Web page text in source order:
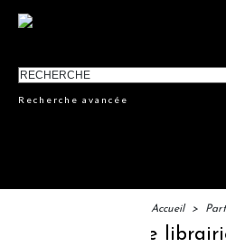
Recherche avancée
Accueil >
librairie du